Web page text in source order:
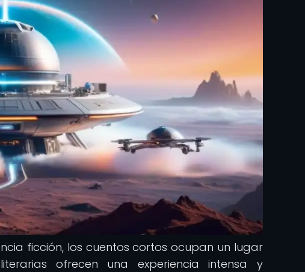
ficción, los cuentos cortos ocupan un lugar
ofrecen una experiencia intensa y